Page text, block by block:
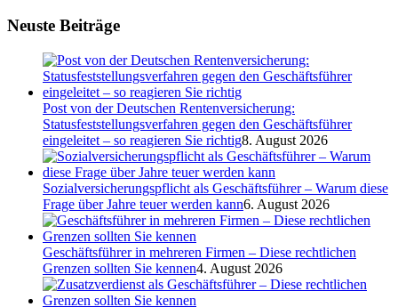
Neuste Beiträge
Post von der Deutschen Rentenversicherung:
Statusfeststellungsverfahren gegen den Geschäftsführer
eingeleitet – so reagieren Sie richtig8. August 2026
Sozialversicherungspflicht als Geschäftsführer – Warum diese
Frage über Jahre teuer werden kann6. August 2026
Geschäftsführer in mehreren Firmen – Diese rechtlichen
Grenzen sollten Sie kennen4. August 2026